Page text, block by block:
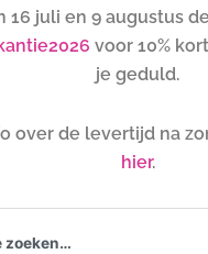
16 juli en 9 augustus
voor 10%
je geduld.
over de levertijd na
hier.